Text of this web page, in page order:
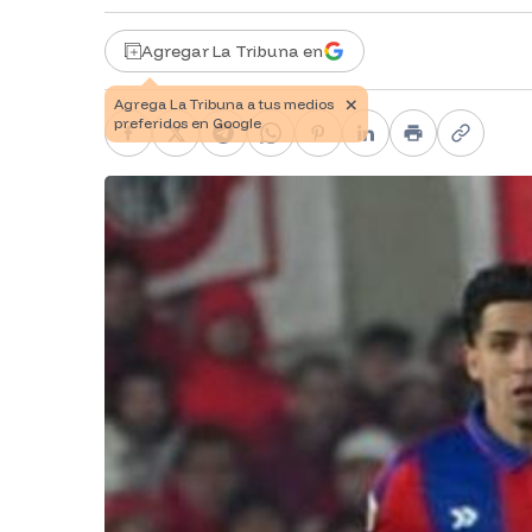
Agregar La Tribuna en
Facebook
X TelegramWhatsApp
PinterestLinkedIn
PrintCopy